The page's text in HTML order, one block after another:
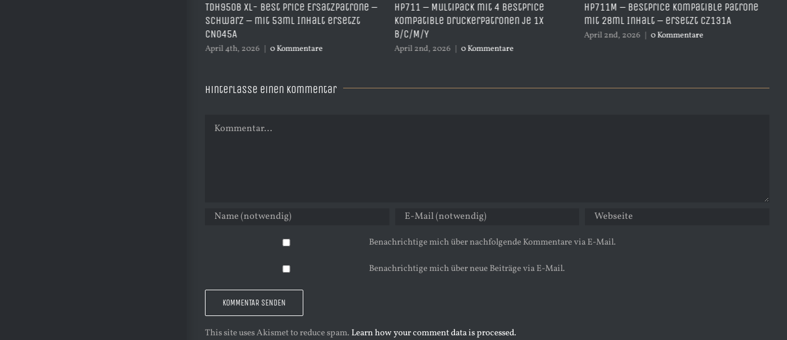
TDH950B XL- Best Price Ersatzpatrone –
schwarz – mit 53ml Inhalt ersetzt
CN045A
April 4th, 2026 | 0 Kommentare
HP711 – Multipack mit 4 BestPrice
kompatible Druckerpatronen je 1x
B/C/M/Y
April 2nd, 2026 | 0 Kommentare
HP711M – BestPrice kompatible Patrone
mit 28ml Inhalt – ersetzt CZ131A
April 2nd, 2026 | 0 Kommentare
Hinterlasse einen Kommentar
Kommentar
Benachrichtige mich über nachfolgende Kommentare via E-Mail.
Benachrichtige mich über neue Beiträge via E-Mail.
This site uses Akismet to reduce spam. Learn how your comment data is processed.